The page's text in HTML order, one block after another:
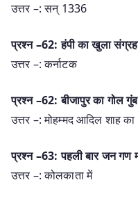
उत्तर –: सन् 1336
प्रश्न –62: हंपी का खुला
उत्तर –: कर्नाटक
प्रश्न –62: बीजापुर का गोल
उत्तर –: मोहम्मद आदिल शाह का
प्रश्न –63: पहली बार जन गण
उत्तर –: कोलकाता में